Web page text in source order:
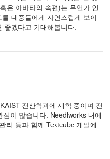
은 아바타의 속편)는 무언가 인
대중들에게 자연스럽게 보이
좋겠다고 기대해봅니다.
전산학과에 재학 중이며 전
이 많습니다. Needlworks 내에
리 등과 함께 Textcube 개발에